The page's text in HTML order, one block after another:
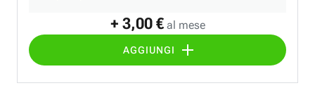
+ 3,00 € al mese
AGGIUNGI